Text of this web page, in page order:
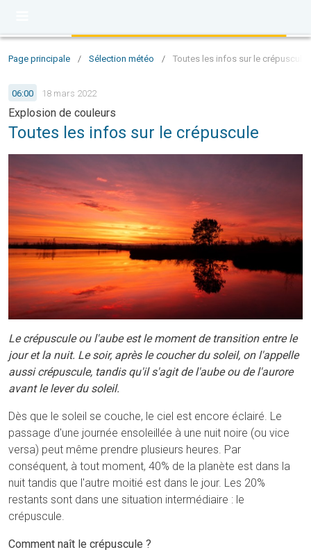
Page principale / Sélection météo / Toutes les infos sur le crépuscule
06:00 18 mars 2022
Explosion de couleurs
Toutes les infos sur le crépuscule
Le crépuscule ou l'aube est le moment de transition entre le
jour et la nuit. Le soir, après le coucher du soleil, on l'appelle
aussi crépuscule, tandis qu'il s'agit de l'aube ou de l'aurore
avant le lever du soleil.
Dès que le soleil se couche, le ciel est encore éclairé. Le
passage d'une journée ensoleillée à une nuit noire (ou vice
versa) peut même prendre plusieurs heures. Par
conséquent, à tout moment, 40% de la planète est dans la
nuit tandis que l'autre moitié est dans le jour. Les 20%
restants sont dans une situation intermédiaire : le
crépuscule.
Comment naît le crépuscule ?